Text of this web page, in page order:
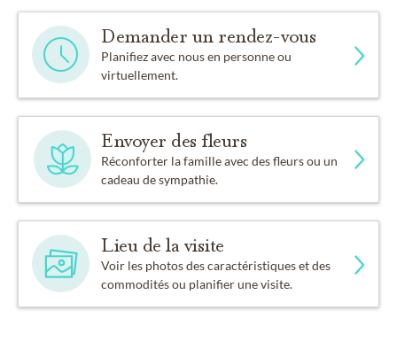
Demander un rendez-vous
Planifiez avec nous en personne ou
virtuellement.
Envoyer des fleurs
Réconforter la famille avec des fleurs ou un
cadeau de sympathie.
Lieu de la visite
Voir les photos des caractéristiques et des
commodités ou planifier une visite.